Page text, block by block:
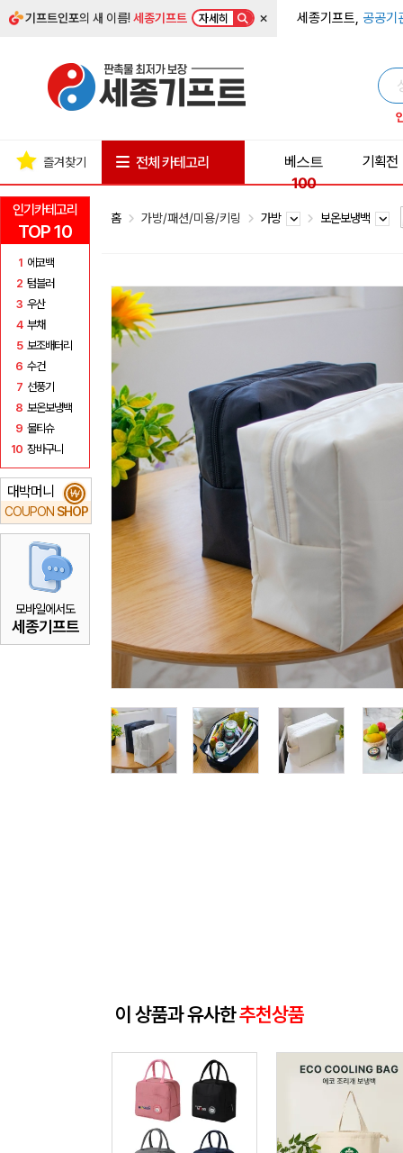
기프트인포의 새 이름!세종기프트 자세히 × 세종기프트, 공공기
인기카테고리
TOP 10
1 에코백
2 텀블러
3 우산
4 부채
5 보조배터리
6 수건
7 선풍기
8 보온보냉백
9 물티슈
10 장바구니
대박머니
COUPON SHOP
₩
모바일에서도
세종기프트
즐겨찾기 전체 카테고리
베스트
100
기획전
홈 가방/패션/미용/키링 가방 보온보냉백
이 상품과 유사한추천상품